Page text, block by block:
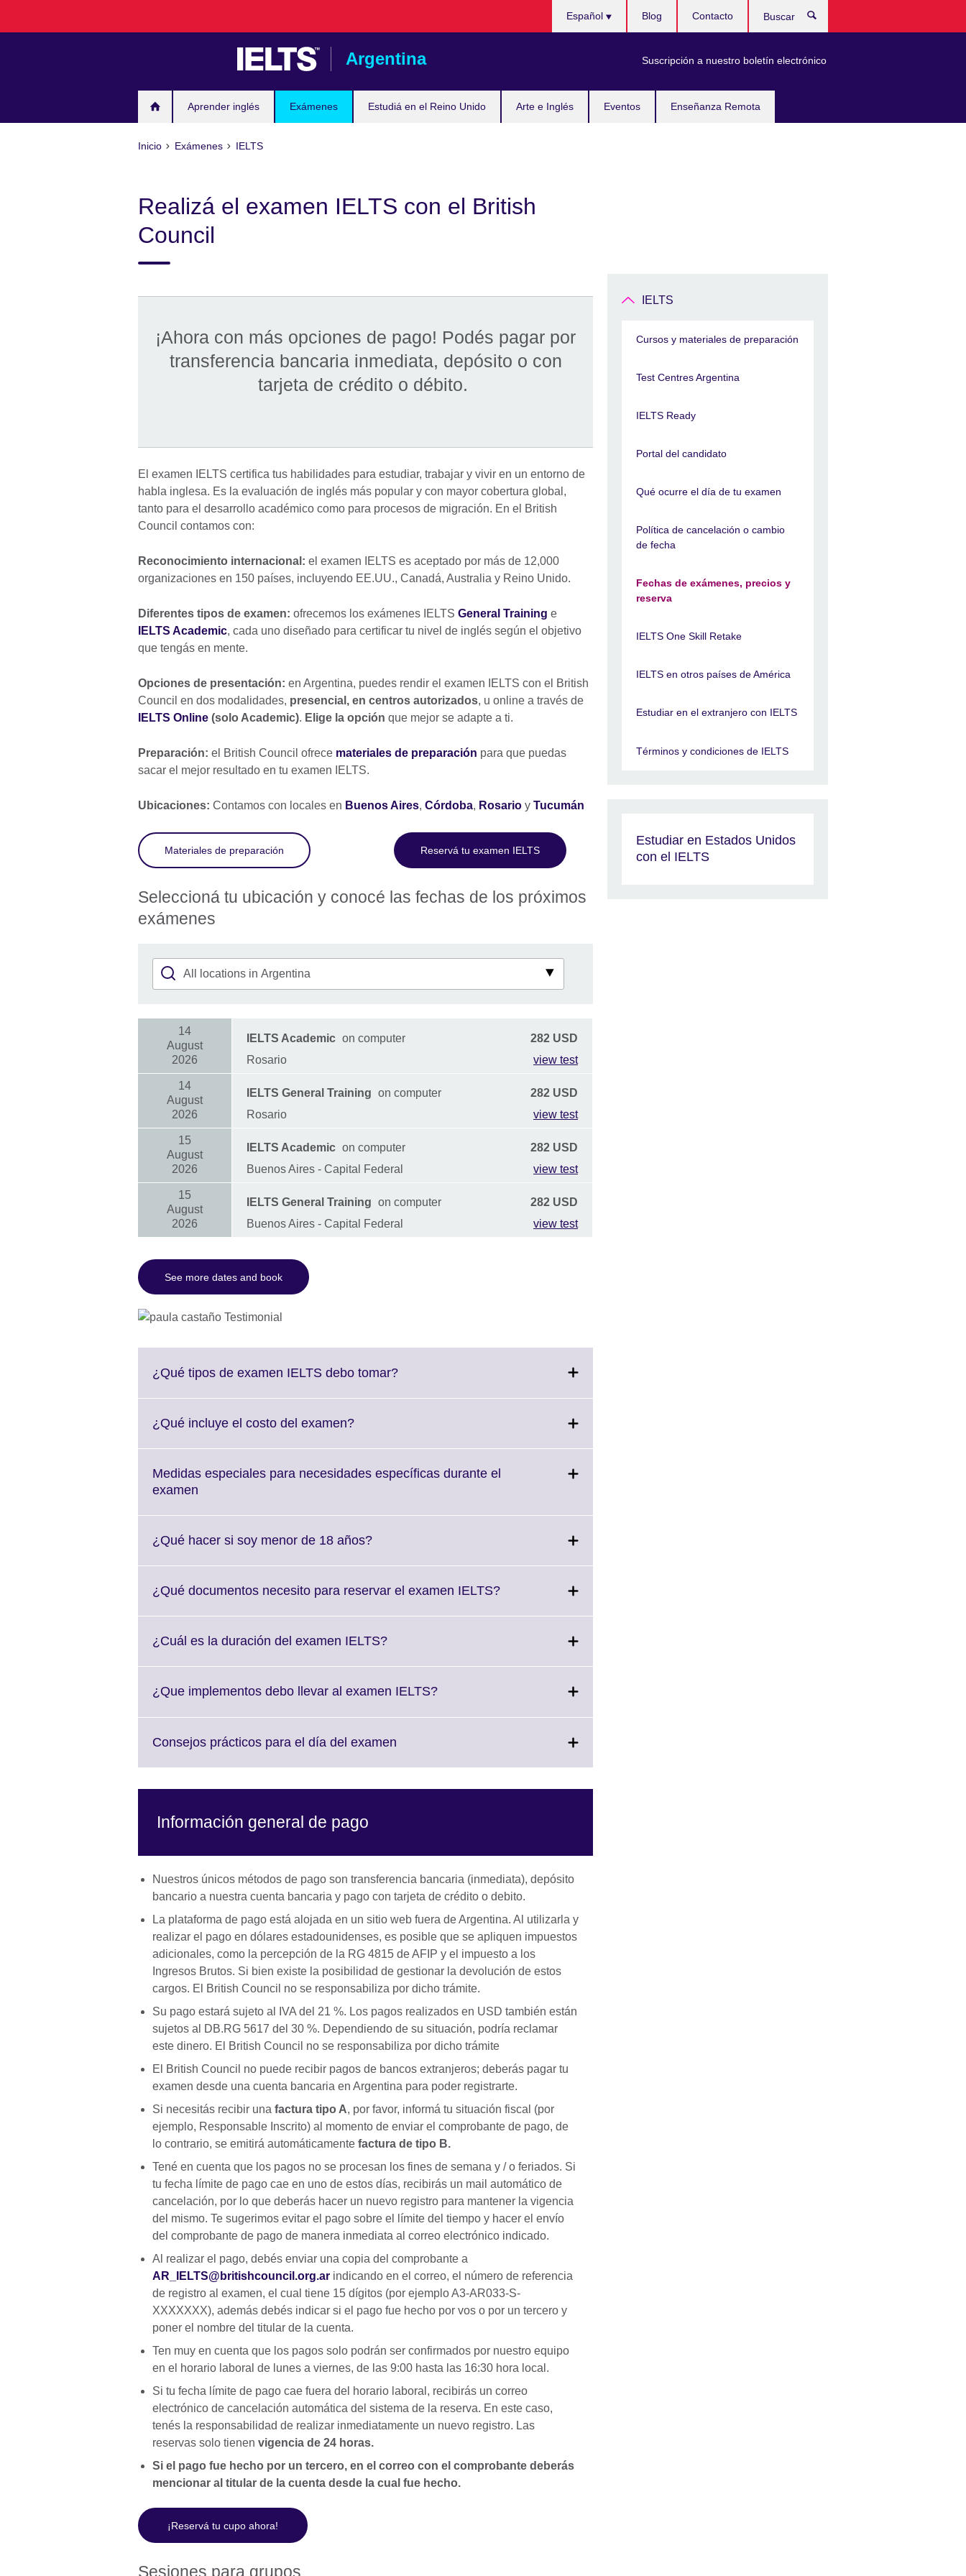
Argentina
Aprender inglés Exámenes Estudiá en el Reino Unido Arte e Inglés Eventos Enseñanza Remota
Español
Suscripción a nuestro boletín electrónico
Blog Contacto
Inicio Exámenes IELTS
Realizá el examen IELTS con el British
Council
¡Ahora con más opciones de pago! Podés pagar por
transferencia bancaria inmediata, depósito o con
tarjeta de crédito o débito.
El examen IELTS certifica tus habilidades para estudiar, trabajar y vivir en un entorno de
habla inglesa. Es la evaluación de inglés más popular y con mayor cobertura global,
tanto para el desarrollo académico como para procesos de migración. En el British
Council contamos con:
Reconocimiento internacional: el examen IELTS es aceptado por más de 12,000
organizaciones en 150 países, incluyendo EE.UU., Canadá, Australia y Reino Unido.
Diferentes tipos de examen: ofrecemos los exámenes IELTS General Training e
IELTS Academic, cada uno diseñado para certificar tu nivel de inglés según el objetivo
que tengás en mente.
Opciones de presentación: en Argentina, puedes rendir el examen IELTS con el British
Council en dos modalidades, presencial, en centros autorizados, u online a través de
IELTS Online (solo Academic). Elige la opción que mejor se adapte a ti.
Preparación: el British Council ofrece materiales de preparación para que puedas
sacar el mejor resultado en tu examen IELTS.
Ubicaciones: Contamos con locales en Buenos Aires, Córdoba, Rosario y Tucumán
Materiales de preparación Reservá tu examen IELTS
Seleccioná tu ubicación y conocé las fechas de los próximos
exámenes
14
August
2026
IELTS Academic on computer
282 USD
Rosario
view test
14
August
2026
IELTS General Training on computer
282 USD
Rosario
view test
15
August
2026
IELTS Academic on computer
282 USD
Buenos Aires - Capital Federal
view test
15
August
2026
IELTS General Training on computer
282 USD
Buenos Aires - Capital Federal
view test
See more dates and book
¿Qué tipos de examen IELTS debo tomar?Click
¿Qué incluye el costo del examen?Click
More
Medidas especiales para necesidades específicas durante el
examen
More
¿Qué hacer si soy menor de 18 años?Click
More
¿Qué documentos necesito para reservar el examen IELTS?Click
¿Cuál es la duración del examen IELTS?Click
More
¿Que implementos debo llevar al examen IELTS?Click
Consejos prácticos para el día del examen
More
Información general de pago
Nuestros únicos métodos de pago son transferencia bancaria (inmediata), depósito
bancario a nuestra cuenta bancaria y pago con tarjeta de crédito o debito.
La plataforma de pago está alojada en un sitio web fuera de Argentina. Al utilizarla y
realizar el pago en dólares estadounidenses, es posible que se apliquen impuestos
adicionales, como la percepción de la RG 4815 de AFIP y el impuesto a los
Ingresos Brutos. Si bien existe la posibilidad de gestionar la devolución de estos
cargos. El British Council no se responsabiliza por dicho trámite.
Su pago estará sujeto al IVA del 21 %. Los pagos realizados en USD también están
sujetos al DB.RG 5617 del 30 %. Dependiendo de su situación, podría reclamar
este dinero. El British Council no se responsabiliza por dicho trámite
El British Council no puede recibir pagos de bancos extranjeros; deberás pagar tu
examen desde una cuenta bancaria en Argentina para poder registrarte.
Si necesitás recibir una factura tipo A, por favor, informá tu situación fiscal (por
ejemplo, Responsable Inscrito) al momento de enviar el comprobante de pago, de
lo contrario, se emitirá automáticamente factura de tipo B.
Tené en cuenta que los pagos no se procesan los fines de semana y / o feriados. Si
tu fecha límite de pago cae en uno de estos días, recibirás un mail automático de
cancelación, por lo que deberás hacer un nuevo registro para mantener la vigencia
del mismo. Te sugerimos evitar el pago sobre el límite del tiempo y hacer el envío
del comprobante de pago de manera inmediata al correo electrónico indicado.
Al realizar el pago, debés enviar una copia del comprobante a
AR_IELTS@britishcouncil.org.ar indicando en el correo, el número de referencia
de registro al examen, el cual tiene 15 dígitos (por ejemplo A3-AR033-S-
XXXXXXX), además debés indicar si el pago fue hecho por vos o por un tercero y
poner el nombre del titular de la cuenta.
Ten muy en cuenta que los pagos solo podrán ser confirmados por nuestro equipo
en el horario laboral de lunes a viernes, de las 9:00 hasta las 16:30 hora local.
Si tu fecha límite de pago cae fuera del horario laboral, recibirás un correo
electrónico de cancelación automática del sistema de la reserva. En este caso,
tenés la responsabilidad de realizar inmediatamente un nuevo registro. Las
reservas solo tienen vigencia de 24 horas.
Si el pago fue hecho por un tercero, en el correo con el comprobante deberás
mencionar al titular de la cuenta desde la cual fue hecho.
¡Reservá tu cupo ahora!
Sesiones para grupos
IELTS
Cursos y materiales de preparación
Test Centres Argentina
IELTS Ready
Portal del candidato
Qué ocurre el día de tu examen
Política de cancelación o cambio
de fecha
Fechas de exámenes, precios y
reserva
IELTS One Skill Retake
IELTS en otros países de América
Estudiar en el extranjero con IELTS
Términos y condiciones de IELTS
Estudiar en Estados Unidos
con el IELTS